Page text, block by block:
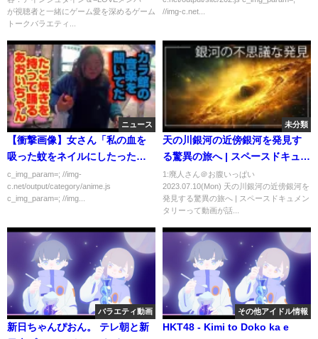
が視聴者と一緒にゲーム愛を深めるゲーム
トークバラエティ...
//img-c.net...
ニュース
【衝撃画像】女さん「私の血を
吸った蚊をネイルにしたった
ｗ」
c_img_param=; //img-
c.net/output/category/anime.js
c_img_param=; //img...
未分類
天の川銀河の近傍銀河を発見す
る驚異の旅へ | スペースドキュメ
ンタリー
1:廃人さん＠お腹いっぱい
2023.07.10(Mon) 天の川銀河の近傍銀河を
発見する驚異の旅へ | スペースドキュメン
タリーって動画が話...
バラエティ動画
新日ちゃんぴおん。 テレ朝と新
その他アイドル情報
HKT48 - Kimi to Doko ka e